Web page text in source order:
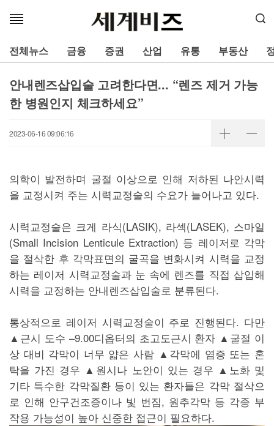
메
열
기
전체뉴스 금융 증권 산업 유통 부동산
안내렌즈삽입술 고려한다면... “렌즈 제거 가능
한 병원인지 체크하세요”
2023-06-16 09:06:16
의학이 발전하며 굴절 이상으로 인해 저하된 나안시력
을 교정시켜 주는 시력교정술의 수요가 늘어나고 있다.
시력교정술은 크게 라식(LASIK), 라섹(LASEK), 스마일
(Small Incision Lenticule Extraction) 등 레이저로 각막
을 절삭한 후 각막표면의 굴곡을 변화시켜 시력을 교정
하는 레이저 시력교정술과 눈 속에 렌즈를 직접 삽입해
시력을 교정하는 안내렌즈삽입술로 분류된다.
통상적으로 레이저 시력교정술이 주로 진행된다. 다만
▲근시 도수 –9.00디옵터의 초고도근시 환자 ▲굴절 이
상 대비 각막이 너무 얇은 사람 ▲각막에 염증 또는 혼
탁을 가진 경우 ▲원시나 노안이 있는 경우 ▲노화 및
기타 특수한 각막질환 등이 있는 환자들은 각막 절삭으
로 인해 안구건조증이나 빛 번짐, 원추각막 등 각종 부
작용 가능성이 높아 신중한 접근이 필요하다.